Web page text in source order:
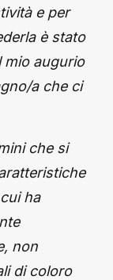
e per
è stato
mio augurio
a che ci
che si
ha
non
di coloro